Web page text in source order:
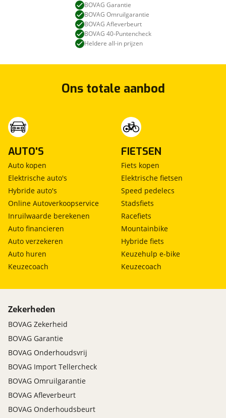
BOVAG Garantie
BOVAG Omruilgarantie
BOVAG Afleverbeurt
BOVAG 40-Puntencheck
Heldere all-in prijzen
Ons totale aanbod
AUTO'S
Auto kopen
Elektrische auto's
Hybride auto's
Online Autoverkoopservice
Inruilwaarde berekenen
Auto financieren
Auto verzekeren
Auto huren
Keuzecoach
FIETSEN
Fiets kopen
Elektrische fietsen
Speed pedelecs
Stadsfiets
Racefiets
Mountainbike
Hybride fiets
Keuzehulp e-bike
Keuzecoach
Zekerheden
BOVAG Zekerheid
BOVAG Garantie
BOVAG Onderhoudsvrij
BOVAG Import Tellercheck
BOVAG Omruilgarantie
BOVAG Afleverbeurt
BOVAG Onderhoudsbeurt